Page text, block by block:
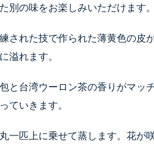
別の味をお楽しみいただけます。
された技で作られた薄黄色の皮
溢れます。
と台湾ウーロン茶の香りがマッ
ていきます。
一匹上に乗せて蒸します。花が